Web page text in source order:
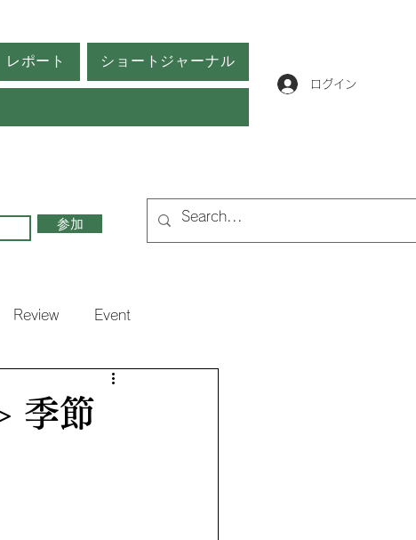
レポート ショートジャーナル
ログイン
参加
Review Event
季節